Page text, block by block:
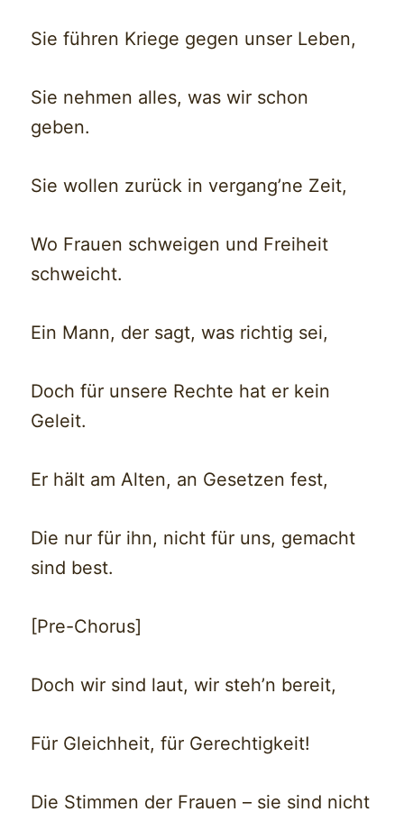
Sie führen Kriege gegen unser Leben,
Sie nehmen alles, was wir schon
geben.
Sie wollen zurück in vergang’ne Zeit,
Wo Frauen schweigen und Freiheit
schweicht.
Ein Mann, der sagt, was richtig sei,
Doch für unsere Rechte hat er kein
Geleit.
Er hält am Alten, an Gesetzen fest,
Die nur für ihn, nicht für uns, gemacht
sind best.
[Pre-Chorus]
Doch wir sind laut, wir steh’n bereit,
Für Gleichheit, für Gerechtigkeit!
Die Stimmen der Frauen – sie sind nicht